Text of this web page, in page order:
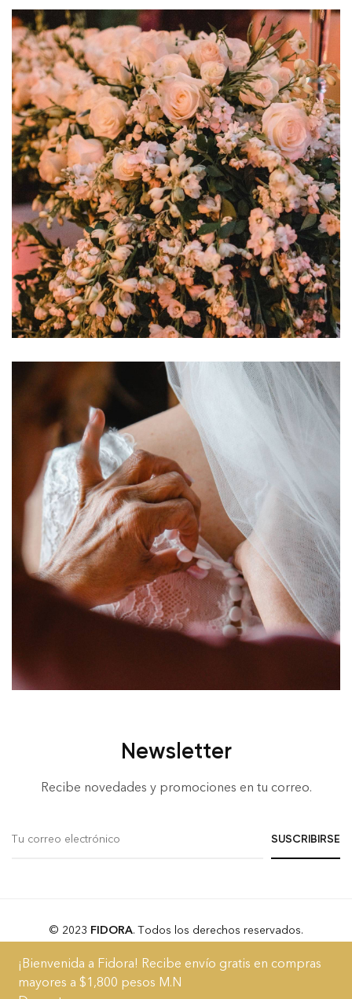
¡Bienvenida a Fidora! Recibe envío gratis en compras
mayores a $1,800 pesos M.N
Newsletter
Recibe novedades y promociones en tu correo.
© 2023 FIDORA. Todos los derechos reservados.
AcercaBlogFAQsTérminos y Condiciones Aviso de Privacidad